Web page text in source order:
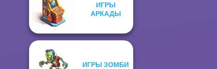
ИГРЫ
АРКАДЫ
ИГРЫ ЗОМБИ